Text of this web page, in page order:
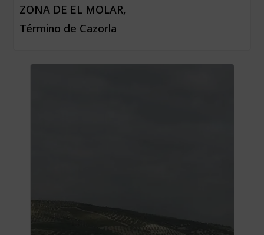
ZONA DE EL MOLAR,
Término de Cazorla